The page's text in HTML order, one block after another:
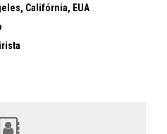
Califórnia, EUA